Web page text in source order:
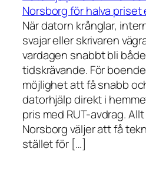
Norsborg för halva priset
När datorn krånglar,
svajar eller skrivaren
vardagen snabbt bli
tidskrävande. För
möjlighet att få snabb
datorhjälp direkt i
pris med RUT-avdrag.
Norsborg väljer att få
stället för […]